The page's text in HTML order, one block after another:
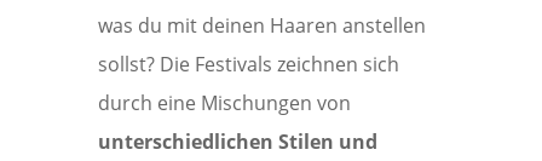
was du mit deinen Haaren anstellen
sollst? Die Festivals zeichnen sich
durch eine Mischungen von
unterschiedlichen Stilen und